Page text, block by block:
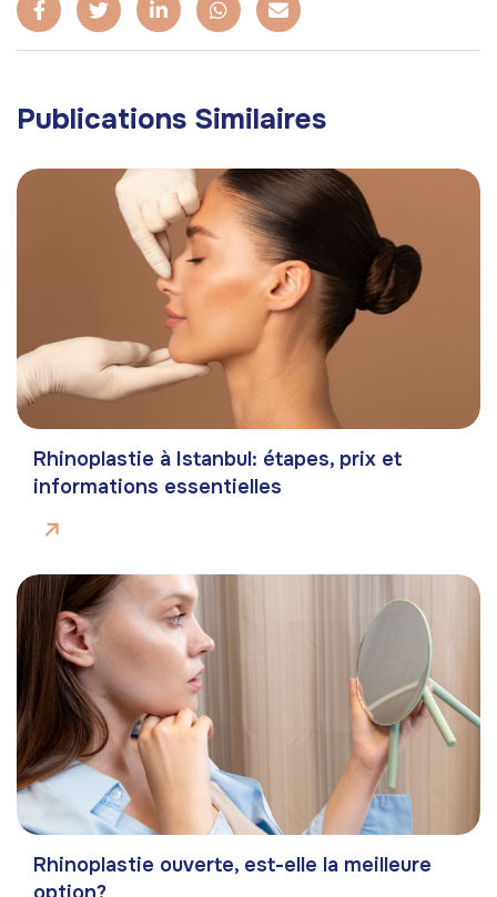
Publications Similaires
Rhinoplastie à Istanbul: étapes, prix et
informations essentielles
Rhinoplastie ouverte, est-elle la meilleure